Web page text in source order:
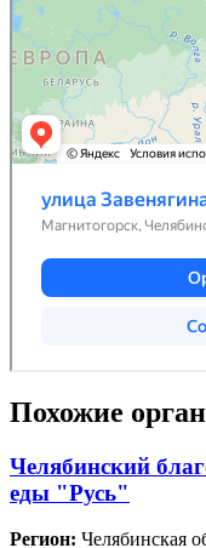
Похожие
Челябинский
еды "Русь"
Регион: Челябинская